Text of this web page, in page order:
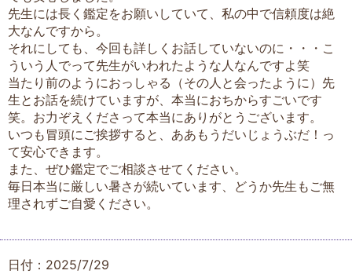
先生には長く鑑定をお願いしていて、私の中で信頼度は絶
大なんですから。
それにしても、今回も詳しくお話していないのに・・・こ
ういう人でって先生がいわれたような人なんですよ笑
当たり前のようにおっしゃる（その人と会ったように）先
生とお話を続けていますが、本当におちからすごいです
笑。お力ぞえくださって本当にありがとうございます。
いつも冒頭にご挨拶すると、ああもうだいじょうぶだ！っ
て安心できます。
また、ぜひ鑑定でご相談させてください。
毎日本当に厳しい暑さが続いています、どうか先生もご無
理されずご自愛ください。
日付：2025/7/29